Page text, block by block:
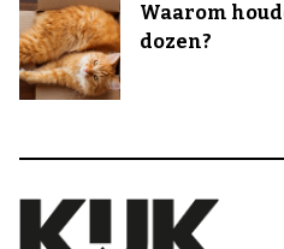
Waarom
dozen?